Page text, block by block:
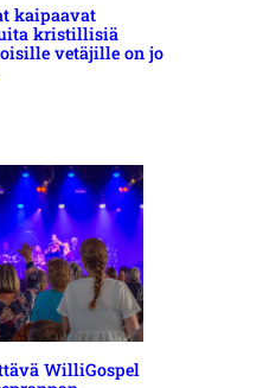
kaipaavat
kristillisiä
vetäjille on jo
WilliGospel